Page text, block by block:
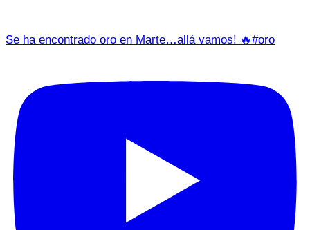
Se ha encontrado oro en Marte…allá vamos! 🔥#oro